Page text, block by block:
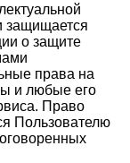
защищается
о защите
права на
и любые его
Право
Пользователю